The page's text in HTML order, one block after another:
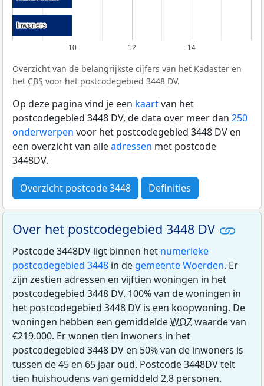
10 12 14
Inwoners
Inwoners
Overzicht van de belangrijkste cijfers van het Kadaster en
het CBS voor het postcodegebied 3448 DV.
Op deze pagina vind je een kaartvan het
postcodegebied 3448 DV, de data over meer dan 250
onderwerpen voor het postcodegebied 3448 DV en
een overzicht van alleadressen met postcode
3448DV.
Overzicht postcode 3448 Definities
Over het postcodegebied 3448 DV
Postcode 3448DV ligt binnen het numerieke
postcodegebied 3448 in de gemeente Woerden. Er
zijn zestien adressen en vijftien woningen in het
postcodegebied 3448 DV. 100% van de woningen in
het postcodegebied 3448 DV is een koopwoning. De
woningen hebben een gemiddeldeWOZwaarde van
€219.000. Er wonen tien inwoners in het
postcodegebied 3448 DV en 50% van de inwoners is
tussen de 45 en 65 jaar oud. Postcode 3448DV telt
tien huishoudens van gemiddeld 2,8 personen.